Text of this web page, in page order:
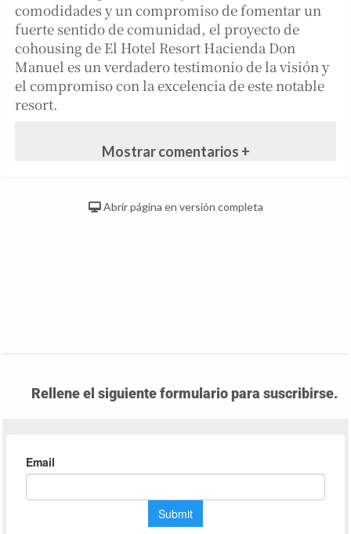
comodidades y un compromiso de fomentar un
fuerte sentido de comunidad, el proyecto de
cohousing de El Hotel Resort Hacienda Don
Manuel es un verdadero testimonio de la visión y
el compromiso con la excelencia de este notable
resort.
Mostrar comentarios +
Abrir página en versión completa
Rellene el siguiente formulario para suscribirse.